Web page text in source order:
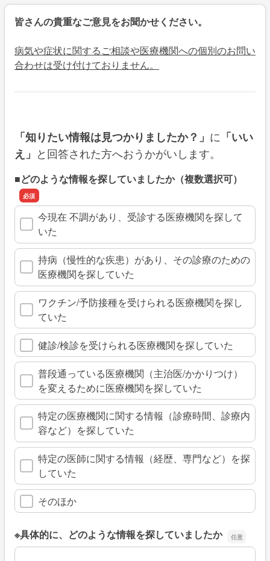
皆さんの貴重なご意見をお聞かせください。
病気や症状に関するご相談や医療機関への個別のお問い
合わせは受け付けておりません。
「知りたい情報は見つかりましたか？」 に 「いい
え」 と回答された方へおうかがいします。
■どのような情報を探していましたか（複数選択可）
今現在 不調があり、受診する医療機関を探して
いた
持病（慢性的な疾患）があり、その診療のための
医療機関を探していた
ワクチン/予防接種を受けられる医療機関を探し
ていた
健診/検診を受けられる医療機関を探していた
普段通っている医療機関（主治医/かかりつけ）
を変えるために医療機関を探していた
特定の医療機関に関する情報（診療時間、診療内
容など）を探していた
特定の医師に関する情報（経歴、専門など）を探
していた
そのほか
※具体的に、どのような情報を探していましたか
※具体的に、どのような情報を探していましたか